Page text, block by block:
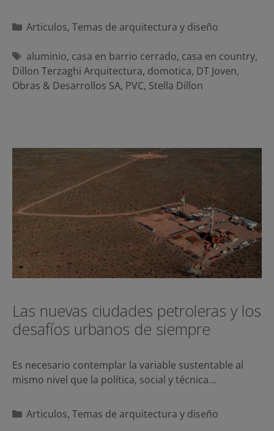
Categorías
Articulos, Temas de arquitectura y diseño
Etiquetas
aluminio, casa en barrio cerrado, casa en country,
Dillon Terzaghi Arquitectura, domotica, DT Joven,
Obras & Desarrollos SA, PVC, Stella Dillon
Las nuevas ciudades petroleras y los
desafíos urbanos de siempre
Es necesario contemplar la variable sustentable al
mismo nivel que la política, social y técnica…
Categorías
Articulos, Temas de arquitectura y diseño